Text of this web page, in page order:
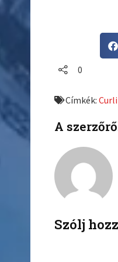
h
o
f
b
0
Címkék:
A
Szólj